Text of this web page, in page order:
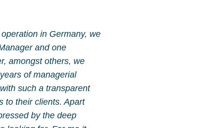
in Germany, we
and one
amongst others, we
of managerial
such a transparent
to their clients. Apart
by the deep